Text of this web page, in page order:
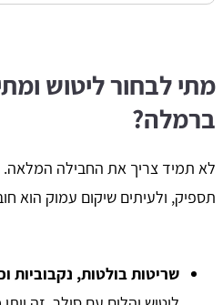
מתי לבחור ליטוש
ברמלה?
לא תמיד צריך את החבילה
תספיק, ולעיתים שיקום עמוק הוא
שריטות בולטות, נקבוביות